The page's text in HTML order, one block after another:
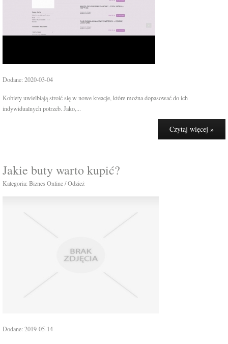
Dodane: 2020-03-04
Kobiety uwielbiają stroić się w nowe kreacje, które można dopasować do ich
indywidualnych potrzeb. Jako,...
Czytaj więcej »
Jakie buty warto kupić?
Kategoria: Biznes Online / Odzież
Dodane: 2019-05-14